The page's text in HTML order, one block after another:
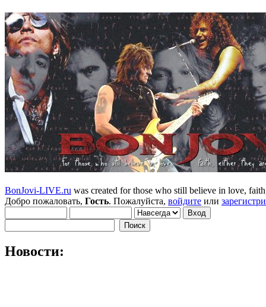
BonJovi-LIVE.ru was created for those who still believe in love,
Добро пожаловать, Гость. Пожалуйста, войдите или
Новости: